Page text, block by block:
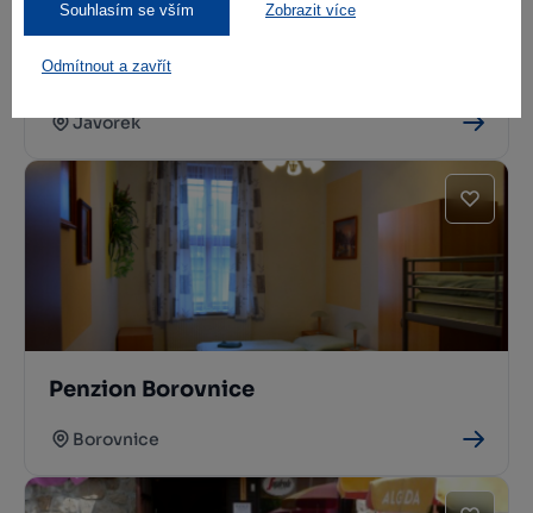
Souhlasím se vším Zobrazit více
Odmítnout a zavřít
Občerstvení před Lominkou
Javorek
Penzion Borovnice
Borovnice